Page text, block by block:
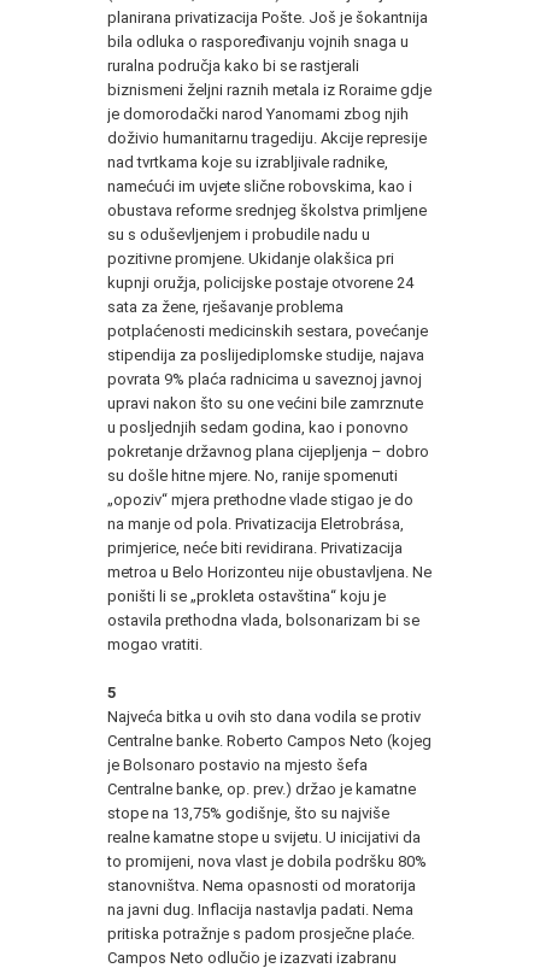
planirana privatizacija Pošte. Još je šokantnija
bila odluka o raspoređivanju vojnih snaga u
ruralna područja kako bi se rastjerali
biznismeni željni raznih metala iz Roraime gdje
je domorodački narod Yanomami zbog njih
doživio humanitarnu tragediju. Akcije represije
nad tvrtkama koje su izrabljivale radnike,
namećući im uvjete slične robovskima, kao i
obustava reforme srednjeg školstva primljene
su s oduševljenjem i probudile nadu u
pozitivne promjene. Ukidanje olakšica pri
kupnji oružja, policijske postaje otvorene 24
sata za žene, rješavanje problema
potplaćenosti medicinskih sestara, povećanje
stipendija za poslijediplomske studije, najava
povrata 9% plaća radnicima u saveznoj javnoj
upravi nakon što su one većini bile zamrznute
u posljednjih sedam godina, kao i ponovno
pokretanje državnog plana cijepljenja – dobro
su došle hitne mjere. No, ranije spomenuti
„opoziv“ mjera prethodne vlade stigao je do
na manje od pola. Privatizacija Eletrobrása,
primjerice, neće biti revidirana. Privatizacija
metroa u Belo Horizonteu nije obustavljena. Ne
poništi li se „prokleta ostavština“ koju je
ostavila prethodna vlada, bolsonarizam bi se
mogao vratiti.
5
Najveća bitka u ovih sto dana vodila se protiv
Centralne banke. Roberto Campos Neto (kojeg
je Bolsonaro postavio na mjesto šefa
Centralne banke, op. prev.) držao je kamatne
stope na 13,75% godišnje, što su najviše
realne kamatne stope u svijetu. U inicijativi da
to promijeni, nova vlast je dobila podršku 80%
stanovništva. Nema opasnosti od moratorija
na javni dug. Inflacija nastavlja padati. Nema
pritiska potražnje s padom prosječne plaće.
Campos Neto odlučio je izazvati izabranu